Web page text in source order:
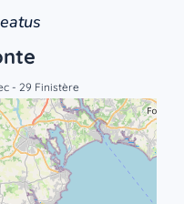
- 29 Finistère